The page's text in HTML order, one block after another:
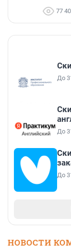
77
До
До
До
НОВОСТИ